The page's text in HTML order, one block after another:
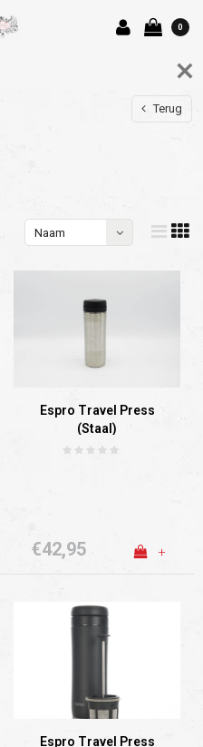
0
Terug
Naam
Espro Travel Press
(Staal)
€42,95 +
Espro Travel Press